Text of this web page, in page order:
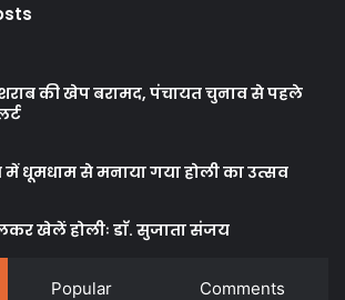
की खेप बरामद, पंचायत चुनाव से पहले
धूमधाम से मनाया गया होली का उत्सव
खेलें होलीः डाॅ. सुजाता संजय
Popular Comments